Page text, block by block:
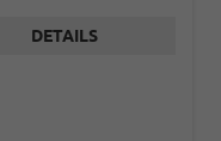
DETAILS